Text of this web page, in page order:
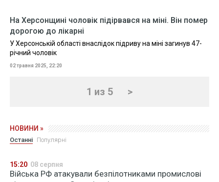
На Херсонщині чоловік підірвався на міні. Він помер
дорогою до лікарні
У Херсонській області внаслідок підриву на міні загинув 47-
річний чоловік
02 травня 2025, 22:20
1 из 5 >
НОВИНИ »
Останні Популярні
15:20 08 серпня
Війська РФ атакували безпілотниками промислові